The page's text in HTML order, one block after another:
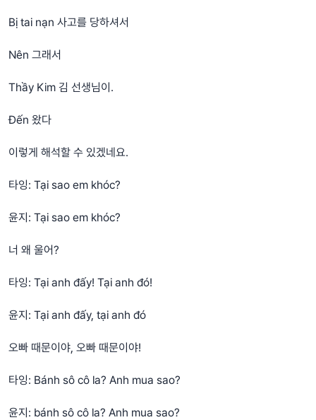
Bị tai nạn 사고를 당하셔서
Nên 그래서
Thầy Kim 김 선생님이.
Đến 왔다
이렇게 해석할 수 있겠네요.
타잉: Tại sao em khóc?
윤지: Tại sao em khóc?
너 왜 울어?
타잉: Tại anh đấy! Tại anh đó!
윤지: Tại anh đấy, tại anh đó
오빠 때문이야, 오빠 때문이야!
타잉: Bánh sô cô la? Anh mua sao?
윤지: bánh sô cô la? Anh mua sao?